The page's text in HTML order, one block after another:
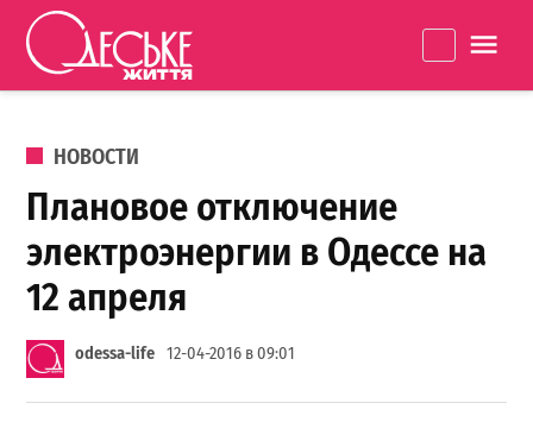
Перейти к содержанию
життя
ОПУБЛИКОВАНО В
НОВОСТИ
Плановое отключение
электроэнергии в Одессе на
12 апреля
odessa-life 12-04-2016 в 09:01